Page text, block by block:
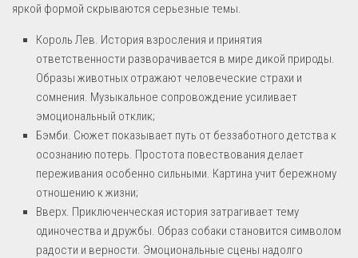
яркой формой скрываются серьезные темы.
Король Лев. История взросления и принятия
ответственности разворачивается в мире дикой природы.
Образы животных отражают человеческие страхи и
сомнения. Музыкальное сопровождение усиливает
эмоциональный отклик;
Бэмби. Сюжет показывает путь от беззаботного детства к
осознанию потерь. Простота повествования делает
переживания особенно сильными. Картина учит бережному
отношению к жизни;
Вверх. Приключенческая история затрагивает тему
одиночества и дружбы. Образ собаки становится символом
радости и верности. Эмоциональные сцены надолго